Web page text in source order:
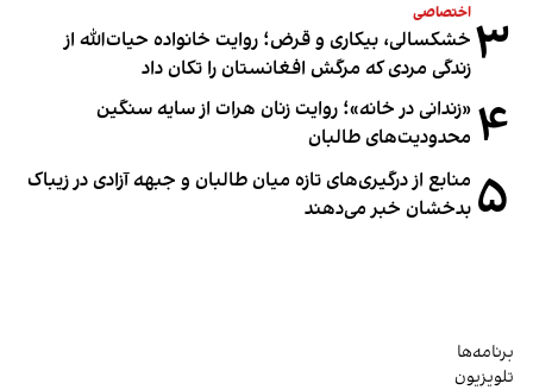
۳ اختصاصی
خشکسالی، بیکاری و قرض؛ روایت خانواده حیات‌الله از
زندگی مردی که مرگش افغانستان را تکان داد
۴ «زندانی در خانه»؛ روایت زنان هرات از سایه سنگین
محدودیت‌های طالبان
۵ منابع از درگیری‌های تازه میان طالبان و جبهه آزادی در زیباک
بدخشان خبر می‌دهند
برنامه‌ها
تلویزیون